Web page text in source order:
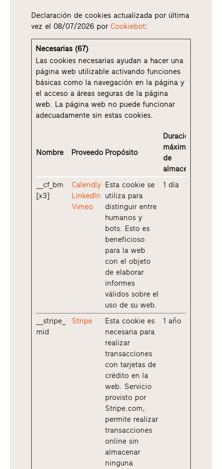
Declaración de cookies actualizada por última
vez el 08/07/2026 porCookiebot:
Necesarias (67)
Las cookies necesarias ayudan a hacer una
página web utilizable activando funciones
básicas como la navegación en la página y
el acceso a áreas seguras de la página
web. La página web no puede funcionar
adecuadamente sin estas cookies.
Nombre Proveedor Propósito
Duración
máxima
de
almacenamiento
__cf_bm
[x3]
Calendly
LinkedIn
Vimeo
Esta cookie se
utiliza para
distinguir entre
humanos y
bots. Esto es
beneficioso
para la web
con el objeto
de elaborar
informes
válidos sobre el
uso de su web.
1 día
__stripe_
mid
Stripe
Esta cookie es
necesaria para
realizar
transacciones
con tarjetas de
crédito en la
web. Servicio
provisto por
Stripe.com,
permite realizar
transacciones
online sin
almacenar
ninguna
1 año